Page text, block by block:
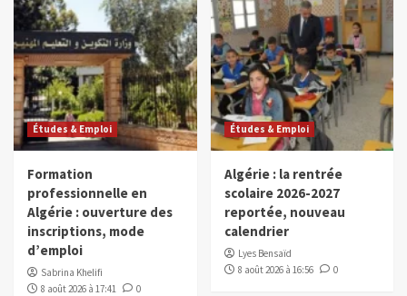
Études & Emploi
Formation
professionnelle en
Algérie : ouverture des
inscriptions, mode
d’emploi
Sabrina Khelifi
8 août 2026 à 17:41
0
Études & Emploi
Algérie : la rentrée
scolaire 2026-2027
reportée, nouveau
calendrier
Lyes Bensaïd
8 août 2026 à 16:56
0